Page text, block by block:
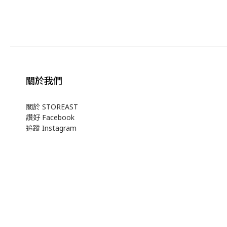
關於我們
關於 STOREAST
讚好 Facebook
追蹤 Instagram